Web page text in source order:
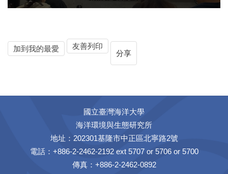
加到我的最愛
友善列印
分享
國立臺灣海洋大學
海洋環境與生態研究所
地址：202301基隆市中正區北寧路2號
電話：+886-2-2462-2192 ext 5707 or 5706 or 5700
傳真：+886-2-2462-0892